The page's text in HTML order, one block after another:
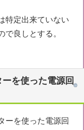
特定出来ていない
で良しとする。
を使った電源回
ーを使った電源回